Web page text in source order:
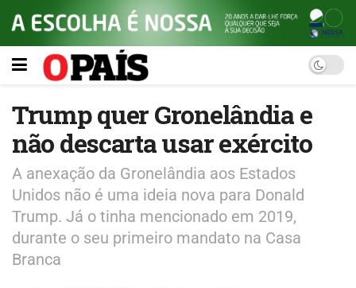
Trump quer Gronelândia e
não descarta usar exército
A anexação da Gronelândia aos Estados
Unidos não é uma ideia nova para Donald
Trump. Já o tinha mencionado em 2019,
durante o seu primeiro mandato na Casa
Branca